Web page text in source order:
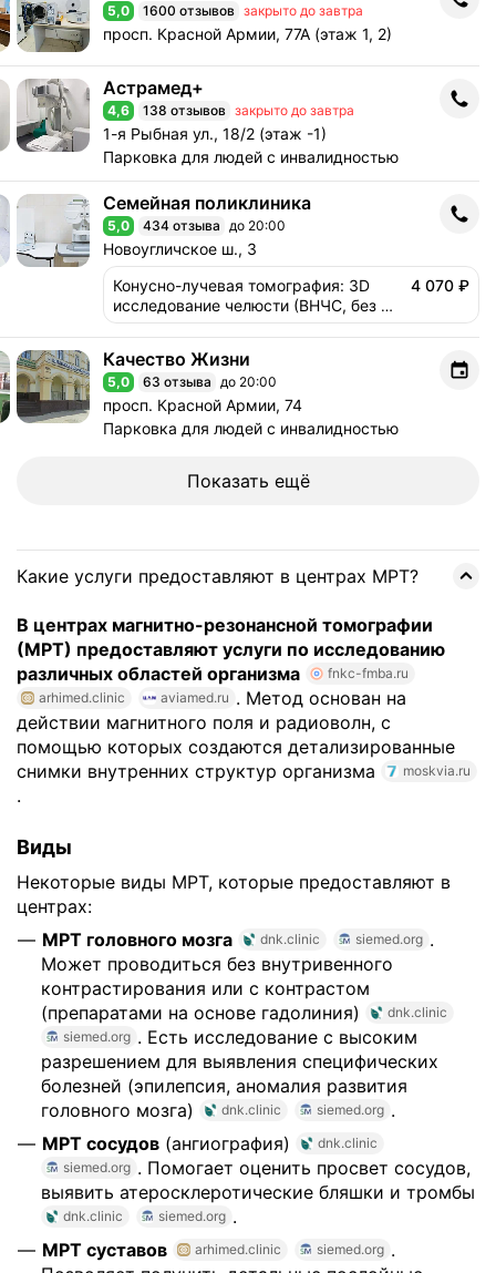
Рейтинг 5,0 из 5
5,0 1600 отзывов закрыто до завтра
Адрес: просп. Красной Армии, 77А (этаж 1, 2) .
просп. Красной Армии, 77А (этаж 1, 2)
Астрамед+ Астрамед+
Рейтинг 4,6 из 5
4,6 138 отзывов закрыто до завтра
Адрес: 1-я Рыбная ул., 18/2 (этаж -1) .
1-я Рыбная ул., 18/2 (этаж -1)
Парковка для людей с инвалидностью
Семейная поликлиникаСемейная поликлиника
Рейтинг 5,0 из 5
5,0 434 отзыва до 20:00
Адрес: Новоугличское ш., 3 .
Новоугличское ш., 3
Конусно-лучевая томография: 3D
исследование челюсти (ВНЧС, без
описания - результат на диске)
4 070 ₽
Качество ЖизниКачество Жизни
Рейтинг 5,0 из 5
5,0 63 отзыва до 20:00
Адрес: просп. Красной Армии, 74 .
просп. Красной Армии, 74
Парковка для людей с инвалидностью
Показать ещё
Какие услуги предоставляют в центрах МРТ?
В центрах магнитно-резонансной томографии
(МРТ) предоставляют услуги по исследованию
различных областей организма
fnkc-fmba.ru
arhimed.clinic
aviamed.ru . Метод основан на
действии магнитного поля и радиоволн, с
помощью которых создаются детализированные
снимки внутренних структур организма
moskvia.ru
.
Виды
Некоторые виды МРТ, которые предоставляют в
центрах:
МРТ головного мозга
dnk.clinic siemed.org .
Может проводиться без внутривенного
контрастирования или с контрастом
(препаратами на основе гадолиния)
dnk.clinic
siemed.org . Есть исследование с высоким
разрешением для выявления специфических
болезней (эпилепсия, аномалия развития
головного мозга)
dnk.clinic siemed.org .
МРТ сосудов (ангиография)
dnk.clinic
siemed.org . Помогает оценить просвет сосудов,
выявить атеросклеротические бляшки и тромбы
dnk.clinic siemed.org .
МРТ суставов
arhimed.clinic siemed.org .